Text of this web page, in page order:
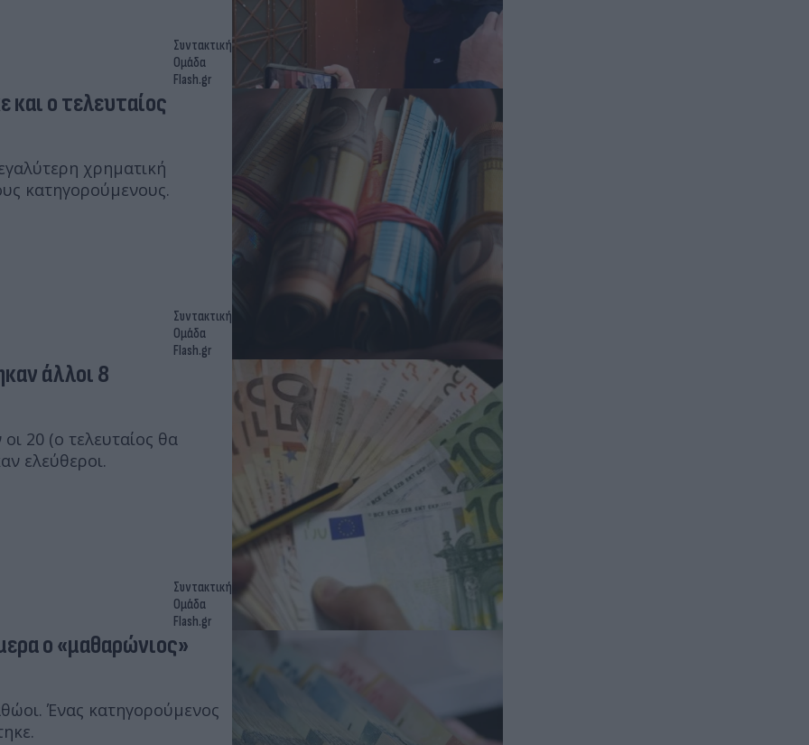
Συντακτική
Ομάδα
Flash.gr
ο τελευταίος
χρηματική
κατηγορούμενους.
Συντακτική
Ομάδα
Flash.gr
άλλοι 8
20 (ο τελευταίος θα
ελεύθεροι.
Συντακτική
Ομάδα
Flash.gr
ο «μαθαρώνιος»
Ένας κατηγορούμενος